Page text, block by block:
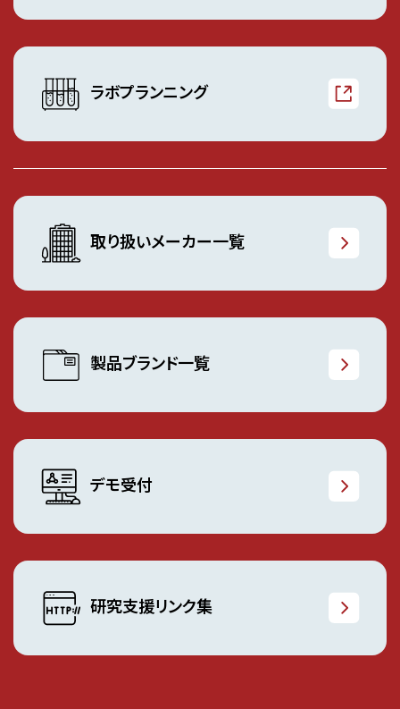
ラボプランニング
取り扱いメーカー一覧
製品ブランド一覧
デモ受付
研究支援リンク集